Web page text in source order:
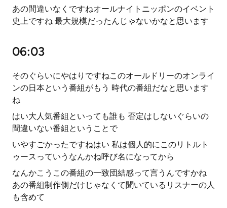
あの間違いなくですねオールナイトニッポンのイベント
史上ですね 最大規模だったんじゃないかなと思います
06:03
そのぐらいにやはりですねこのオールドリーのオンライ
ンの日本という番組がもう 時代の番組だなと思います
ね
はい大人気番組といっても誰も 否定はしないぐらいの
間違いない番組ということで
いやすごかったですねはい 私は個人的にこのリトルト
ゥースっていうなんかね呼び名になってから
なんかこうこの番組の一致団結感って言うんですかね
あの番組制作側だけじゃなくて聞いているリスナーの人
も含めて